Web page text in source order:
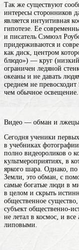
Так же существуют
интересы сторонников
является интуитивная
гипотезе. Ее
и писатель Сэмюэл
придерживаются и
как диск, центром
блюдо») — круг
ограничен ледяной
океаны и не давать
среднем не
чем обычное освещение.
Видео — обман и
Сегодня ученики
в учебниках
полно видеороликов о
культмероприятиях, в
яркого шара. Однако,
Земли, это обман, с
самые богатые люди в
в целом и скрыть
общественное
субъект общественно-
не летал в космос, и все
липовыми.